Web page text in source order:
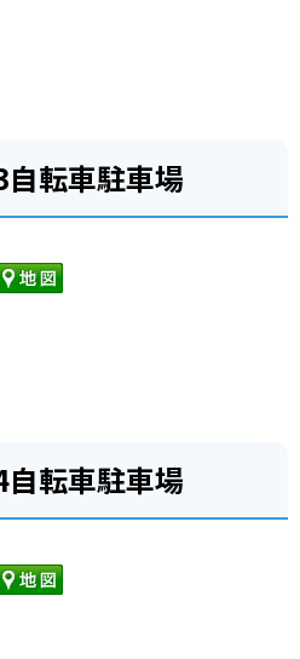
転車駐車場
転車駐車場